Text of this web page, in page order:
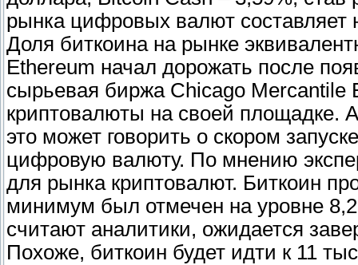
рынка цифровых валют составляет
Доля биткоина на рынке
Ethereum начал дорожать после
сырьевая биржа Chicago Mercantile
криптовалюты на своей площадке.
это может говорить о скором
цифровую валюту. По мнению
для рынка криптовалют. Биткоин
минимум был отмечен на уровне
считают аналитики, ожидается
Похоже, биткоин будет идти к 11